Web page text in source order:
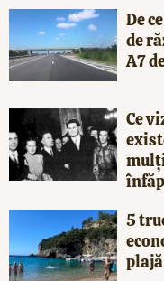
De
de
A7
Ce
5
plajă